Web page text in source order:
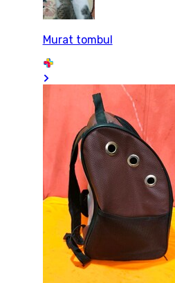
Murat tombul